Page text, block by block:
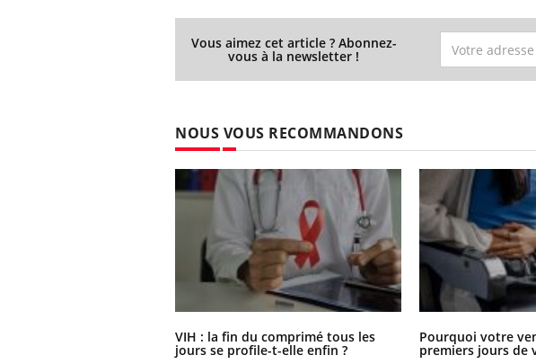
Vous aimez cet article ? Abonnez-
vous à la newsletter !
NOUS VOUS RECOMMANDONS
VIH : la fin du comprimé tous les
jours se profile-t-elle enfin ?
Pourquoi votre
premiers jours de